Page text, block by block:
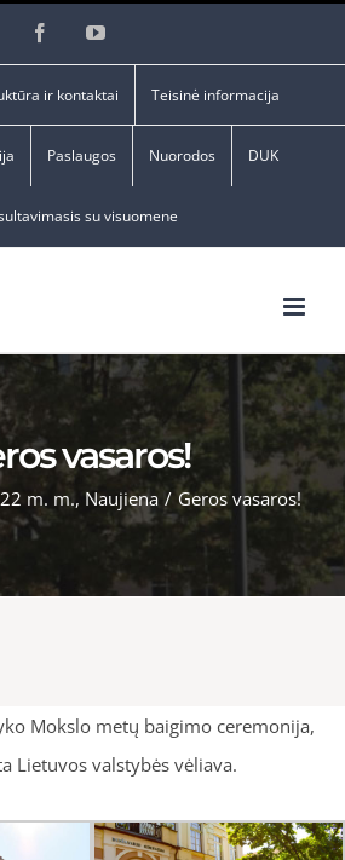
FacebookYouTube
ir kontaktai Teisinė informacija
Paslaugos Nuorodos DUK
su visuomene
vasaros!
m. m., Naujiena / Geros vasaros!
Mokslo metų baigimo ceremonija,
Lietuvos valstybės vėliava.